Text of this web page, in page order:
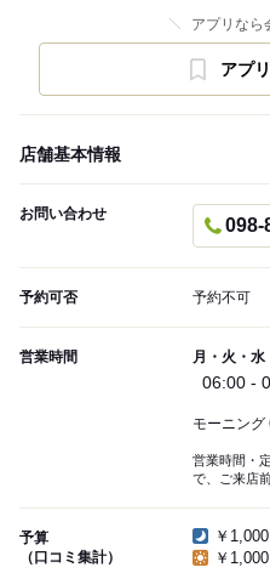
アプリなら
アプ
店舗基本情報
お問い合わせ
098-
予約可否 予約不可
営業時間 月・火・水
06:00 -
モーニン
営業時間・
で、ご来店
予算
（口コミ集計）
￥
￥